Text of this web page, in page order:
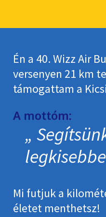
Én a 40. Wizz Air
versenyen 21 km
támogattam a
A mottóm:
Mi futjuk a
életet menthetsz!